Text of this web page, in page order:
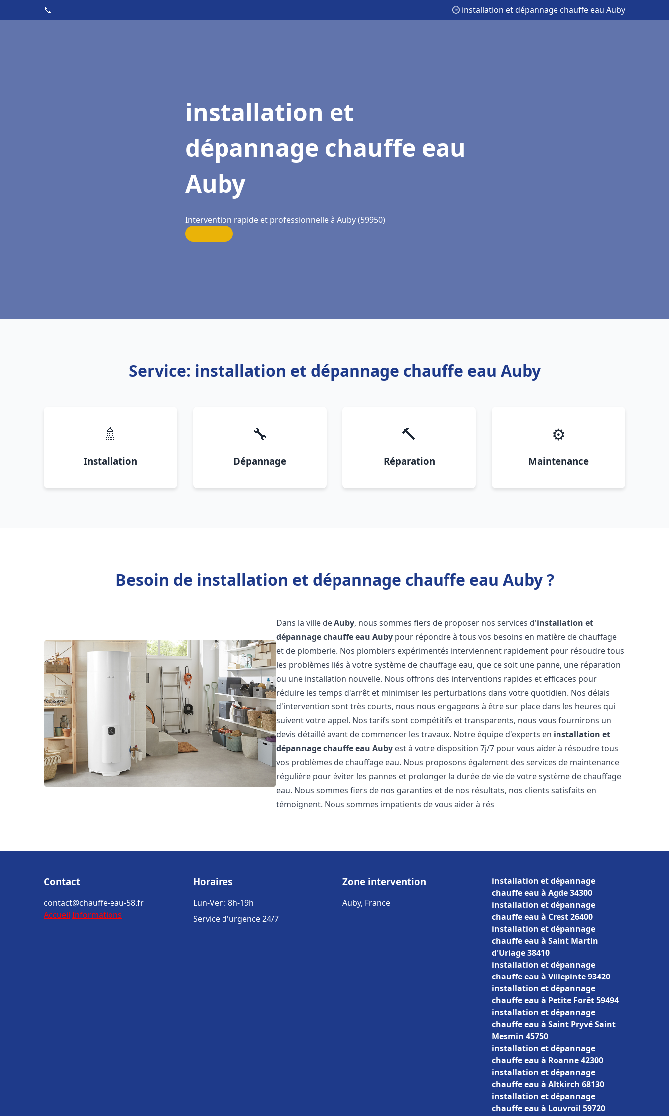
📞 🕒 installation et dépannage chauffe eau Auby
installation et
dépannage chauffe eau
Auby
Intervention rapide et professionnelle à Auby (59950)
Service: installation et dépannage chauffe eau Auby
🚿
Installation
🔧
Dépannage
🔨
Réparation
⚙️
Maintenance
Besoin de installation et dépannage chauffe eau Auby ?
Dans la ville deAuby, nous sommes fiers de proposer nos services d'installation et
dépannage chauffe eau Auby pour répondre à tous vos besoins en matière de chauffage
et de plomberie. Nos plombiers expérimentés interviennent rapidement pour résoudre tous
les problèmes liés à votre système de chauffage eau, que ce soit une panne, une réparation
ou une installation nouvelle. Nous offrons des interventions rapides et efficaces pour
réduire les temps d'arrêt et minimiser les perturbations dans votre quotidien. Nos délais
d'intervention sont très courts, nous nous engageons à être sur place dans les heures qui
suivent votre appel. Nos tarifs sont compétitifs et transparents, nous vous fournirons un
devis détaillé avant de commencer les travaux. Notre équipe d'experts en installation et
dépannage chauffe eau Auby est à votre disposition 7j/7 pour vous aider à résoudre tous
vos problèmes de chauffage eau. Nous proposons également des services de maintenance
régulière pour éviter les pannes et prolonger la durée de vie de votre système de chauffage
eau. Nous sommes fiers de nos garanties et de nos résultats, nos clients satisfaits en
témoignent. Nous sommes impatients de vous aider à rés
Contact
contact@chauffe-eau-58.fr
Accueil Informations
Horaires
Lun-Ven: 8h-19h
Service d'urgence 24/7
Zone intervention
Auby, France
installation et dépannage
chauffe eau à Agde 34300
installation et dépannage
chauffe eau à Crest 26400
installation et dépannage
chauffe eau à Saint Martin
d'Uriage 38410
installation et dépannage
chauffe eau à Villepinte 93420
installation et dépannage
chauffe eau à Petite Forêt 59494
installation et dépannage
chauffe eau à Saint Pryvé Saint
Mesmin 45750
installation et dépannage
chauffe eau à Roanne 42300
installation et dépannage
chauffe eau à Altkirch 68130
installation et dépannage
chauffe eau à Louvroil 59720